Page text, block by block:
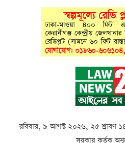
রবিবার, ৯ আগস্ট ২০২৬, ২৫ শ্রাবণ
সরকার কর্তৃক